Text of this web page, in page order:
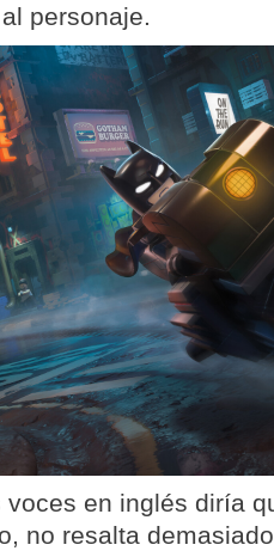
personaje.
en inglés diría
no resalta